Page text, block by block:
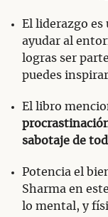
El liderazgo
ayudar al
logras ser
puedes
El libro
sabotaje de
Potencia el
Sharma en
lo mental, y